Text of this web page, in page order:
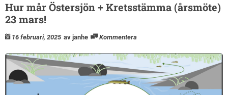
Hur mår Östersjön + Kretsstämma (årsmöte)
23 mars!
16 februari, 2025 av janhe Kommentera